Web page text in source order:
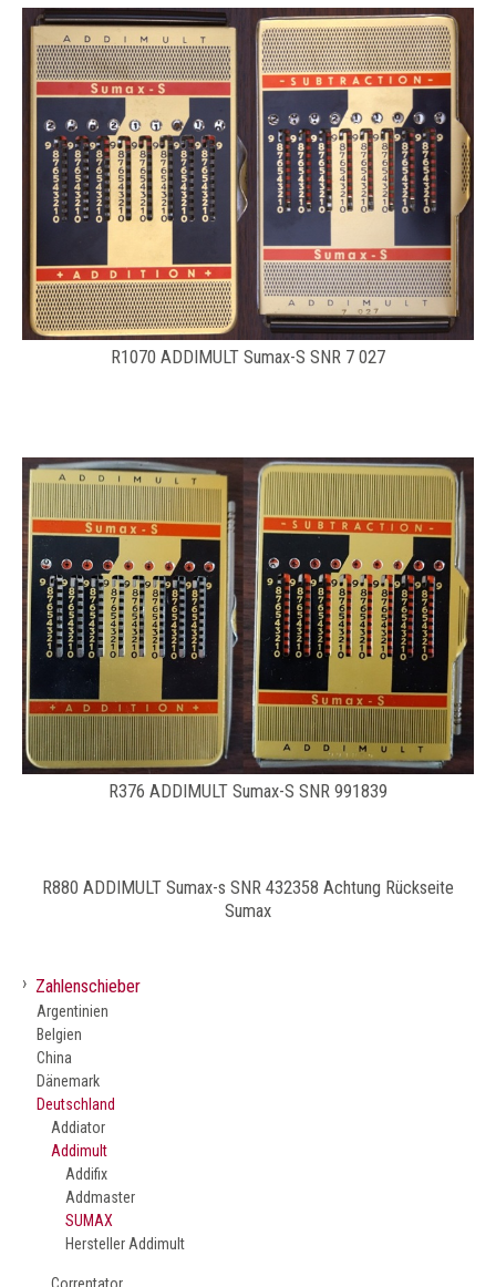
R1070 ADDIMULT Sumax-S SNR 7 027
R376 ADDIMULT Sumax-S SNR 991839
R880 ADDIMULT Sumax-s SNR 432358 Achtung Rückseite
Sumax
› Zahlenschieber
Argentinien
Belgien
China
Dänemark
Deutschland
Addiator
Addimult
Addifix
Addmaster
SUMAX
Hersteller Addimult